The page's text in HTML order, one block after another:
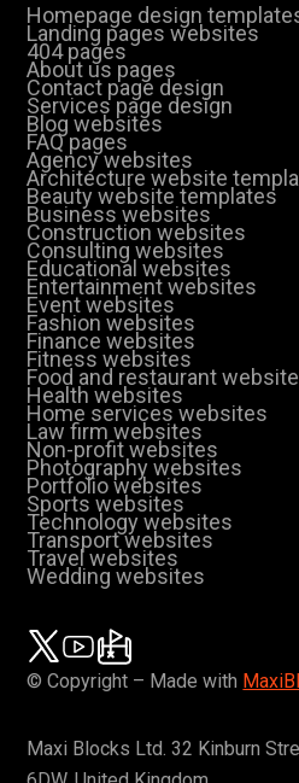
Homepage design
Landing pages websites
404 pages
About us pages
Contact page design
Services page design
Blog websites
FAQ pages
Agency websites
Architecture website
Beauty website templates
Business websites
Construction websites
Consulting websites
Educational websites
Entertainment websites
Event websites
Fashion websites
Finance websites
Fitness websites
Food and restaurant
Health websites
Home services websites
Law firm websites
Non-profit websites
Photography websites
Portfolio websites
Sports websites
Technology websites
Transport websites
Travel websites
Wedding websites
© Copyright – Made with
Maxi Blocks Ltd. 32 Kinburn